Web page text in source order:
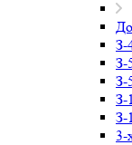
З-
З-
З-
З-
З-
3-